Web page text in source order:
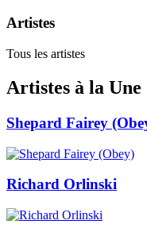
Artistes
Tous les artistes
Artistes à la Une
Shepard Fairey
Richard Orlinski